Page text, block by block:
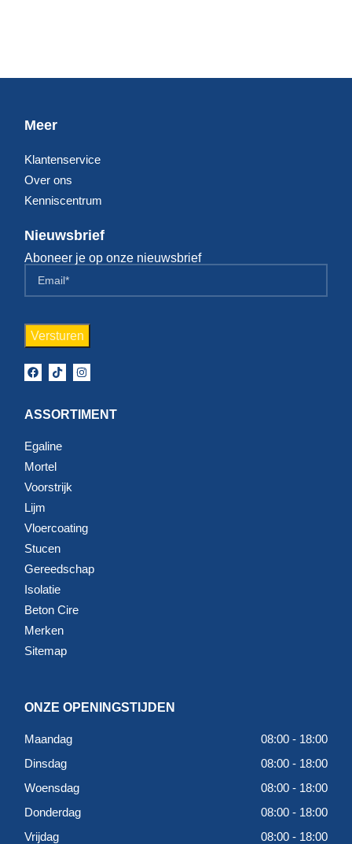
Meer
Klantenservice
Over ons
Kenniscentrum
Nieuwsbrief
Aboneer je op onze nieuwsbrief
ASSORTIMENT
Egaline
Mortel
Voorstrijk
Lijm
Vloercoating
Stucen
Gereedschap
Isolatie
Beton Cire
Merken
Sitemap
ONZE OPENINGSTIJDEN
Maandag
08:00 - 18:00
Dinsdag
08:00 - 18:00
Woensdag
08:00 - 18:00
Donderdag
08:00 - 18:00
Vrijdag
08:00 - 18:00